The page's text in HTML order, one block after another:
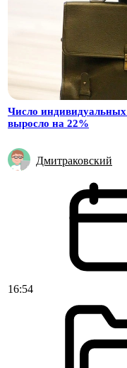
Число
выросло на 22%
Дмитраковский
16:54